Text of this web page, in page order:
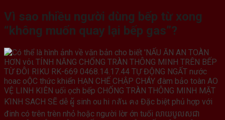
Vì sao nhiều người dùng bếp từ xong
“không muốn quay lại bếp gas”?